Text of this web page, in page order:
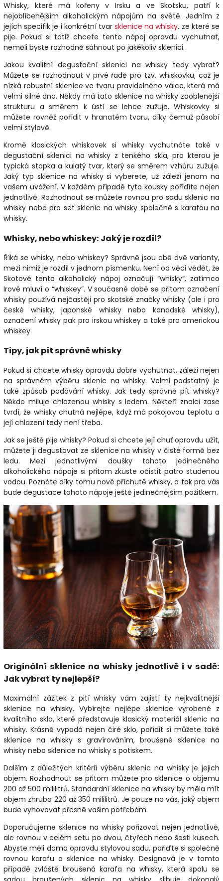
Whisky, které má kořeny v Irsku a ve Skotsku, patří k
nejoblíbenějším alkoholickým nápojům na světě. Jedním z
jejích specifik je i konkrétní tvarsklenice na whisky, ze které se
pije. Pokud si totiž chcete tento nápoj opravdu vychutnat,
neměli byste rozhodně sáhnout po jakékoliv sklenici.
Jakou kvalitní degustační sklenici na whisky tedy vybrat?
Můžete se rozhodnout v prvé řadě pro tzv. whiskovku, což je
nízká robustní sklenice ve tvaru pravidelného válce, která má
velmi silné dno. Někdy má tato sklenice na whisky zaoblenější
strukturu a směrem k ústí se lehce zužuje. Whiskovky si
můžete rovněž pořídit v hranatém tvaru, díky čemuž působí
velmi stylově.
Kromě klasických whiskovek si whisky vychutnáte také v
degustační sklenici na whisky z tenkého skla, pro kterou je
typická stopka a kulatý tvar, který se směrem vzhůru zužuje.
Jaký typ sklenice na whisky si vyberete, už záleží jenom na
vašem uvážení. V každém případě tyto kousky pořídíte nejen
jednotlivě. Rozhodnout se můžete rovnou pro sadu sklenic na
whisky nebo pro set sklenic na whisky společně s karafou na
whisky.
Whisky, nebo whiskey: Jaký je rozdíl?
Říká se whisky, nebo whiskey? Správně jsou obě dvě varianty,
mezi nimiž je rozdíl v jednom písmenku. Není od věci vědět, že
Skotové tento alkoholický nápoj označují “whisky”, zatímco
Irové mluví o “whiskey”. V současné době se přitom označení
whisky používá nejčastěji pro skotské značky whisky (ale i pro
české whisky, japonské whisky nebo kanadské whisky),
označení whisky pak pro irskou whiskey a také pro americkou
whiskey.
Tipy, jak pít správně whisky
Pokud si chcete whisky opravdu dobře vychutnat, záleží nejen
na správném výběru sklenic na whisky. Velmi podstatný je
také způsob podávání whisky. Jak tedy správně pít whisky?
Někdo miluje chlazenou whisky s ledem. Někteří znalci zase
tvrdí, že whisky chutná nejlépe, když má pokojovou teplotu a
její chlazení tedy není třeba.
Jak se ještě pije whisky? Pokud si chcete její chuť opravdu užít,
můžete ji degustovat ze sklenice na whisky v čisté formě bez
ledu. Mezi jednotlivými doušky tohoto jedinečného
alkoholického nápoje si přitom zkuste očistit patro studenou
vodou. Poznáte díky tomu nové příchutě whisky, a tak pro vás
bude degustace tohoto nápoje ještě jedinečnějším požitkem.
Originální sklenice na whisky jednotlivě i v sadě:
Jak vybrat ty nejlepší?
Maximální zážitek z pití whisky vám zajistí ty nejkvalitnější
sklenice na whisky. Vybírejte nejlépe sklenice vyrobené z
kvalitního skla, které představuje klasický materiál sklenic na
whisky. Krásně vypadá nejen čiré sklo, pořídit si můžete také
sklenice na whisky s gravírováním, broušené sklenice na
whisky nebo sklenice na whisky s potiskem.
Dalším z důležitých kritérií výběru sklenic na whisky je jejich
objem. Rozhodnout se přitom můžete pro sklenice o objemu
200 až 500 mililitrů. Standardní sklenice na whisky by měla mít
objem zhruba 220 až 350 mililitrů. Je pouze na vás, jaký objem
bude vyhovovat přesně vašim potřebám.
Doporučujeme sklenice na whisky pořizovat nejen jednotlivě,
ale rovnou v celém setu po dvou, čtyřech nebo šesti kusech.
Abyste měli doma opravdu stylovou sadu, pořiďte si společně
rovnou karafu a sklenice na whisky. Designová je v tomto
případě zvláště broušená karafa na whisky, která spolu se